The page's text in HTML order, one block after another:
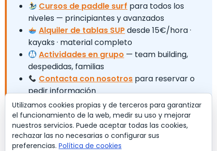
Cursos de paddle surf para todos los
niveles — principiantes y avanzados
Alquiler de tablas SUP desde 15€/hora ·
kayaks · material completo
Actividades en grupo — team building,
despedidas, familias
Contacta con nosotros para reservar o
pedir información
Artículos relacionados:Guía completa de paddle
surf en Mallorca: los mejores spots
Utilizamos cookies propias y de terceros para garantizar
el funcionamiento de la web, medir su uso y mejorar
nuestros servicios. Puede aceptar todas las cookies,
rechazar las no necesarias o configurar sus
preferencias. Política de cookies